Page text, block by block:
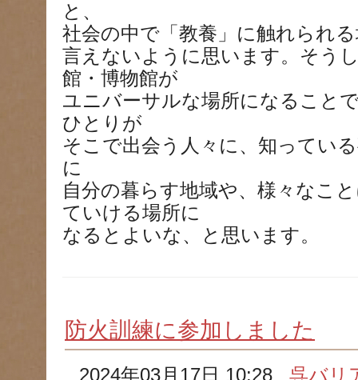
と、
社会の中で「教養」に触れられ
言えないように思います。そう
館・博物館が
ユニバーサルな場所になること
ひとりが
そこで出会う人々に、知ってい
に
自分の暮らす地域や、様々なこ
ていける場所に
なるとよいな、と思います。
防火訓練に参加しました
2024年03月17日 10:28呉バリ